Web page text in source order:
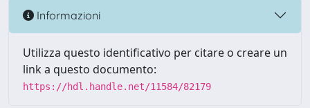
Informazioni
Utilizza questo identificativo per citare o creare un
link a questo documento:
https://hdl.handle.net/11584/82179